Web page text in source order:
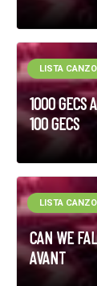
1000 GECS
100 GECS
LISTA
CAN WE
AVANT
LISTA